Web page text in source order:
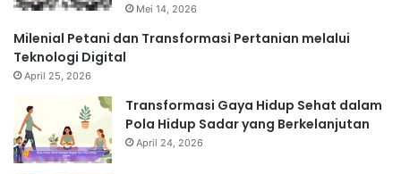
Mei 14, 2026
Milenial Petani dan Transformasi Pertanian melalui
Teknologi Digital
April 25, 2026
Transformasi Gaya Hidup Sehat dalam
Pola Hidup Sadar yang Berkelanjutan
April 24, 2026